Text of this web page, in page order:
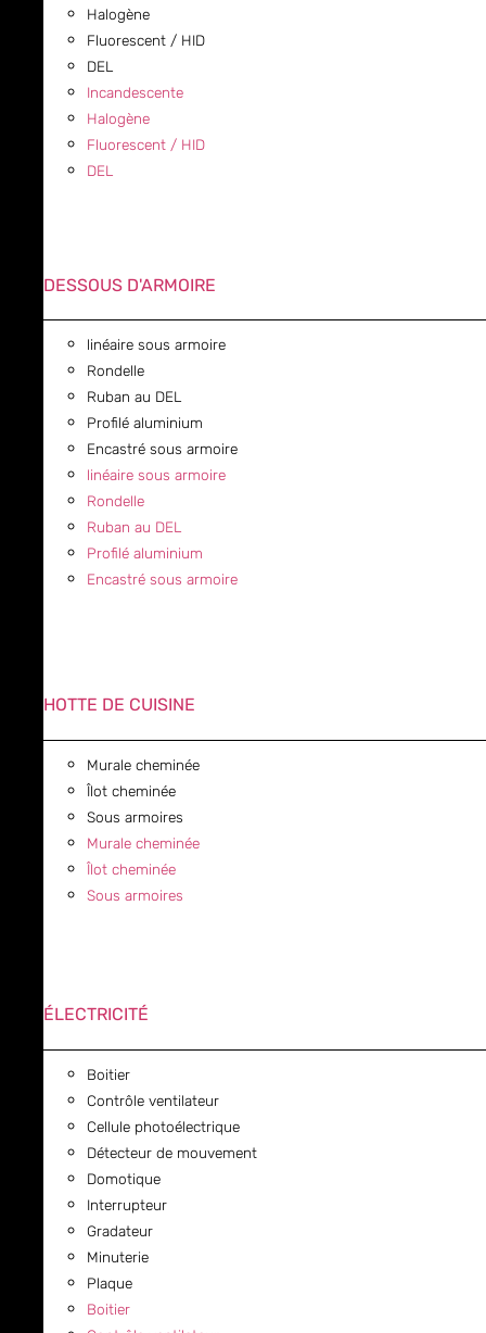
Halogène
Fluorescent / HID
DEL
Incandescente
Halogène
Fluorescent / HID
DEL
DESSOUS D'ARMOIRE
linéaire sous armoire
Rondelle
Ruban au DEL
Profilé aluminium
Encastré sous armoire
linéaire sous armoire
Rondelle
Ruban au DEL
Profilé aluminium
Encastré sous armoire
HOTTE DE CUISINE
Murale cheminée
Îlot cheminée
Sous armoires
Murale cheminée
Îlot cheminée
Sous armoires
ÉLECTRICITÉ
Boitier
Contrôle ventilateur
Cellule photoélectrique
Détecteur de mouvement
Domotique
Interrupteur
Gradateur
Minuterie
Plaque
Boitier